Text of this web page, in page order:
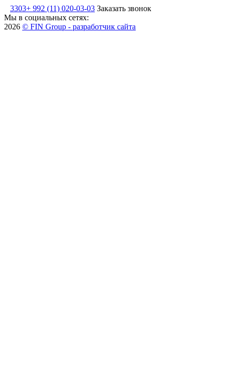
3303+ 992 (11) 020-03-03 Заказать звонок
Мы в социальных сетях:
2026 © FIN Group - разработчик сайта